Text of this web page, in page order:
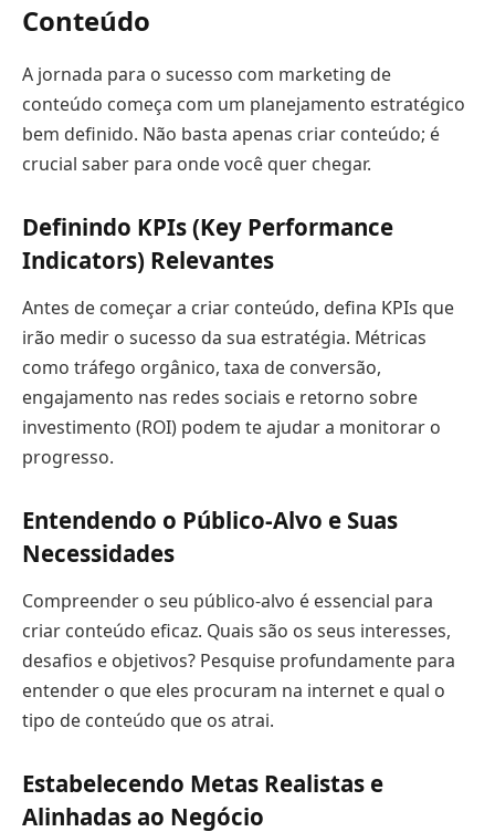
Conteúdo
A jornada para o sucesso com marketing de
conteúdo começa com um planejamento estratégico
bem definido. Não basta apenas criar conteúdo; é
crucial saber para onde você quer chegar.
Definindo KPIs (Key Performance
Indicators) Relevantes
Antes de começar a criar conteúdo, defina KPIs que
irão medir o sucesso da sua estratégia. Métricas
como tráfego orgânico, taxa de conversão,
engajamento nas redes sociais e retorno sobre
investimento (ROI) podem te ajudar a monitorar o
progresso.
Entendendo o Público-Alvo e Suas
Necessidades
Compreender o seu público-alvo é essencial para
criar conteúdo eficaz. Quais são os seus interesses,
desafios e objetivos? Pesquise profundamente para
entender o que eles procuram na internet e qual o
tipo de conteúdo que os atrai.
Estabelecendo Metas Realistas e
Alinhadas ao Negócio